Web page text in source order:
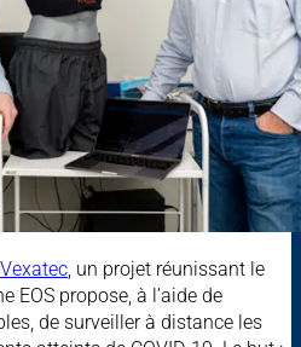
Vexatec, un projet réunissant le
EOS propose, à l’aide de
de surveiller à distance les